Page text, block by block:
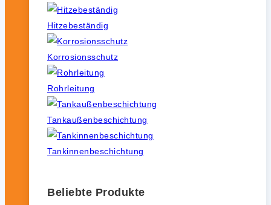
Hitzebeständig
Korrosionsschutz
Rohrleitung
Tankaußenbeschichtung
Tankinnenbeschichtung
Beliebte Produkte